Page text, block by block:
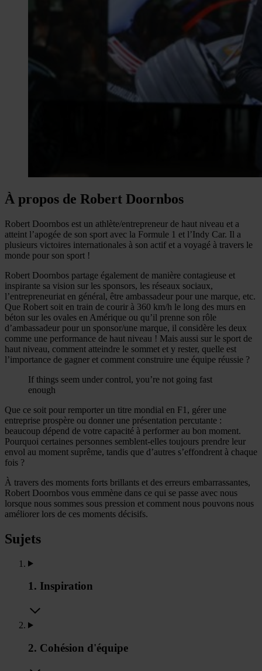
À propos de Robert Doornbos
Robert Doornbos est un athlète/entrepreneur de haut niveau et a
atteint l’apogée de son sport avec la Formule 1 et l’Indy Car. Il a
plusieurs victoires internationales à son actif et a voyagé à travers le
monde pour son sport !
Robert Doornbos partage également de manière contagieuse et
inspirante sa vision sur les sponsors, les réseaux sociaux,
l’entrepreneuriat en général, être ambassadeur pour une marque, etc.
Que Robert soit en train de courir à 360 km/h le long des murs en
béton sur les ovales en Amérique ou qu’il prenne son rôle
d’ambassadeur pour un sponsor/une marque, il considère les deux
comme une performance de haut niveau ! Mais aussi sur le sport de
haut niveau, comment atteindre le sommet et y rester, quelle est
l’importance de gagner et comment construire une équipe réussie ?
If things seem under control, you’re not going fast
enough
Que ce soit pour remporter un titre mondial en F1, gérer une
entreprise prospère ou donner une présentation percutante :
beaucoup dépend de votre capacité à performer au bon moment.
Pourquoi certaines personnes semblent-elles toujours prendre leur
envol au moment suprême, tandis que d’autres s’effondrent à chaque
fois ?
À travers des moments forts brillants et des erreurs embarrassantes,
Robert Doornbos vous emmène dans ce qui se passe avec nous
lorsque nous sommes sous pression et comment nous pouvons nous
améliorer lors de ces moments décisifs.
Sujets
1. Inspiration
2. Cohésion d'équipe